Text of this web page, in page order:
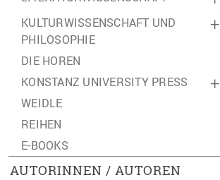
+
KULTURWISSENSCHAFT UND
PHILOSOPHIE
DIE HOREN
+
KONSTANZ UNIVERSITY PRESS
WEIDLE
REIHEN
E-BOOKS
AUTORINNEN / AUTOREN